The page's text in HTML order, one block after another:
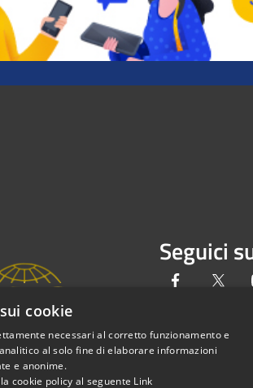
Seguici
Facebook
cookie
necessari al corretto funzionamento e
al solo fine di elaborare informazioni
e anonime.
cookie policy al seguente Link